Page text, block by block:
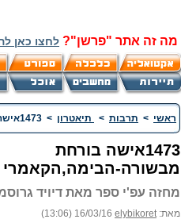
מה זה אתר "פרשן"? לחצו כאן
ראשי > תרבות > תיאטרון > 1473אישה בורחת מבשורה-הבימה,הקאמרי
1473אישה בורחת
מבשורה-הבימה,הקאמרי
מחזה עפ'י ספר מאת דיויד
מאת:elybikoret
16/03/16 (13:06)